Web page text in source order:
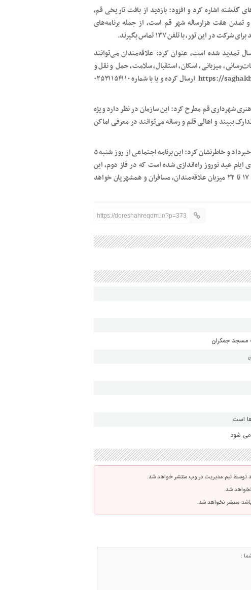
گذشته اشاره کرد و افزود: بازدید از بافت تاریخی قم،
تمدن هفت هزارساله شهر قم است، از جمله برنامه‌های
این تور، با تلفن ۱۳۷ تماس بگیرند.
تمدید شده است، عنوان کرد: علاقه‌مندان می‌توانند
میزبانی، اسکان، استقبال، سلامت، حمل‌ و نقل و
سوغات زائر به دبیرخانه این رویداد به نشانی اینترنتی https://saghakhoneh.ir ارسال کرده و یا با شماره ۰۲۵۳۱۱۵۴۱۱۰
شهرداری قم مطرح کرد: این سازمان در نظر دارد ویژه
ببیند و اهالی قلم و رسانه می‌توانند در معرفی اماکن
وی در پایان از راه‌اندازی خیابان غذا در مجموعه «چهارسو» قم خبرداد و خاطرنشان کرد: این برنامه اجتماعی از روز شنبه ۵
عید نوروز راه‌اندازی شده است که در فاز دوم، این
خیابان پس از شب‌های احیا تا پایان ماه مبارک رمضان از ساعت ۱۷ تا ۲۲ میزبان علاقه‌مندان، مسافران و همشهریان خواهد
https://doreshahreqom.ir/?p=373
مسجد جمکران
است
می شود
توسط تیم مدیریت در وب منتشر خواهد شد.
شد.
باشد منتشر نخواهد شد.